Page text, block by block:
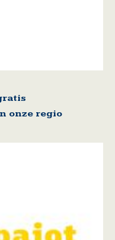
onze regio